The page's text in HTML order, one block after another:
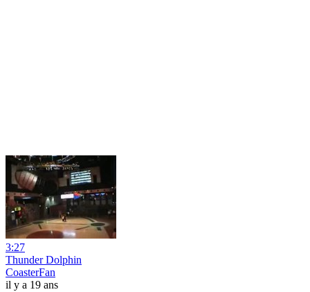
3:27
Thunder Dolphin
CoasterFan
il y a 19 ans